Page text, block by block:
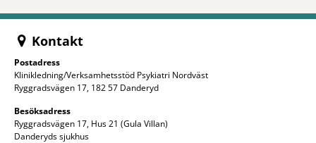
Kontakt
Postadress
Klinikledning/Verksamhetsstöd Psykiatri Nordväst
Ryggradsvägen 17, 182 57 Danderyd
Besöksadress
Ryggradsvägen 17, Hus 21 (Gula Villan)
Danderyds sjukhus